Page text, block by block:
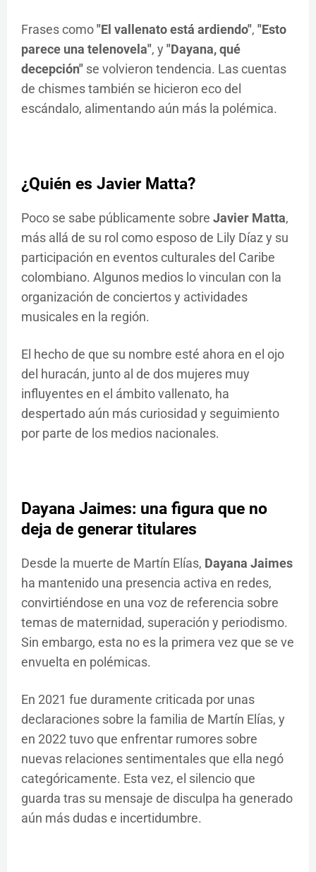
Frases como"El vallenato está ardiendo", "Esto
parece una telenovela", y "Dayana, qué
decepción" se volvieron tendencia. Las cuentas
de chismes también se hicieron eco del
escándalo, alimentando aún más la polémica.
¿Quién es Javier Matta?
Poco se sabe públicamente sobre Javier Matta,
más allá de su rol como esposo de Lily Díaz y su
participación en eventos culturales del Caribe
colombiano. Algunos medios lo vinculan con la
organización de conciertos y actividades
musicales en la región.
El hecho de que su nombre esté ahora en el ojo
del huracán, junto al de dos mujeres muy
influyentes en el ámbito vallenato, ha
despertado aún más curiosidad y seguimiento
por parte de los medios nacionales.
Dayana Jaimes: una figura que no
deja de generar titulares
Desde la muerte de Martín Elías, Dayana Jaimes
ha mantenido una presencia activa en redes,
convirtiéndose en una voz de referencia sobre
temas de maternidad, superación y periodismo.
Sin embargo, esta no es la primera vez que se ve
envuelta en polémicas.
En 2021 fue duramente criticada por unas
declaraciones sobre la familia de Martín Elías, y
en 2022 tuvo que enfrentar rumores sobre
nuevas relaciones sentimentales que ella negó
categóricamente. Esta vez, el silencio que
guarda tras su mensaje de disculpa ha generado
aún más dudas e incertidumbre.